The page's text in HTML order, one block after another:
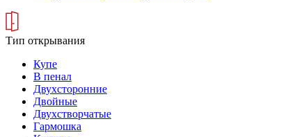
Тип открывания
Купе
В пенал
Двухсторонние
Двойные
Двухстворчатые
Гармошка